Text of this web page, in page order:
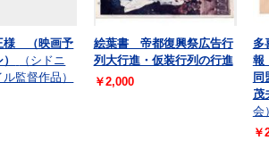
様 （映画予
（シドニ
監督作品）
絵葉書 帝都復興祭広告行
列大行進・仮装行列の行進
￥2,000
多
報
同
茂
会）
￥